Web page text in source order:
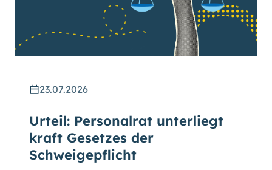
23.07.2026
Urteil: Personalrat unterliegt
kraft Gesetzes der
Schweigepflicht